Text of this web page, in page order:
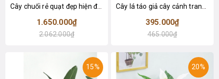
Cây chuối rẻ quạt đẹp hiện đại trang trí 1m8 - LC3019 (Gồm 12 lá)
1.650.000₫
2.062.000₫
395.000₫
465.000₫
15% 20%